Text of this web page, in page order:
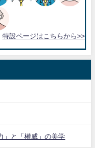
特設ページはこちらから>>
」と「權威」の美学